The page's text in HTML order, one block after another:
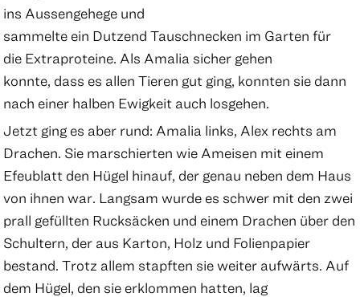
ins Aussengehege und
sammelte ein Dutzend Tauschnecken im Garten für
die Extraproteine. Als Amalia sicher gehen
konnte, dass es allen Tieren gut ging, konnten sie dann
nach einer halben Ewigkeit auch losgehen.
Jetzt ging es aber rund: Amalia links, Alex rechts am
Drachen. Sie marschierten wie Ameisen mit einem
Efeublatt den Hügel hinauf, der genau neben dem Haus
von ihnen war. Langsam wurde es schwer mit den zwei
prall gefüllten Rucksäcken und einem Drachen über den
Schultern, der aus Karton, Holz und Folienpapier
bestand. Trotz allem stapften sie weiter aufwärts. Auf
dem Hügel, den sie erklommen hatten, lag